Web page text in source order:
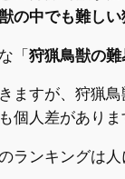
の中でも難し
「狩猟鳥獣の難
ますが、狩猟
個人差がありま
ランキングは